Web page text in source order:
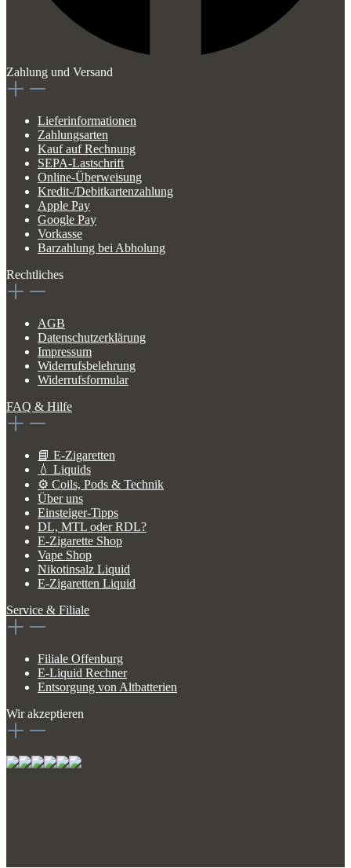
Zahlung und Versand
Lieferinformationen
Zahlungsarten
Kauf auf Rechnung
SEPA-Lastschrift
Online-Überweisung
Kredit-/Debitkartenzahlung
Apple Pay
Google Pay
Vorkasse
Barzahlung bei Abholung
Rechtliches
AGB
Datenschutzerklärung
Impressum
Widerrufsbelehrung
Widerrufsformular
FAQ & Hilfe
📘 E-Zigaretten
💧 Liquids
⚙️ Coils, Pods & Technik
Über uns
Einsteiger-Tipps
DL, MTL oder RDL?
E-Zigarette Shop
Vape Shop
Nikotinsalz Liquid
E-Zigaretten Liquid
Service & Filiale
Filiale Offenburg
E-Liquid Rechner
Entsorgung von Altbatterien
Wir akzeptieren